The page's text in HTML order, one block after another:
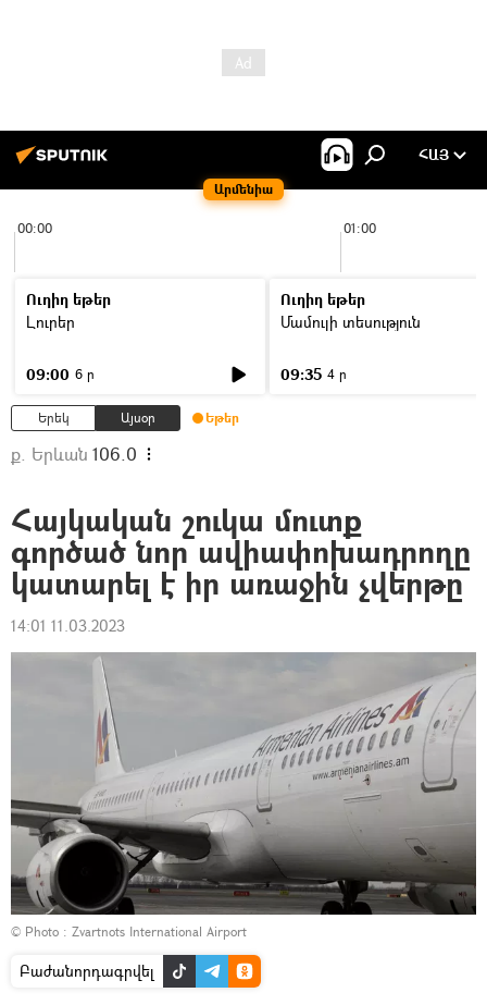
Արմենիա
ՀԱՅ
00:00 01:00
Ուղիղ եթեր
Լուրեր
09:00 6 ր
Ուղիղ եթեր
Մամուլի տեսություն
09:35 4 ր
Երեկ Այսօր Եթեր
ք. Երևան 106.0
Հայկական շուկա մուտք
գործած նոր ավիափոխադրողը
կատարել է իր առաջին չվերթը
14:01 11.03.2023
© Photo : Zvartnots International Airport
Բաժանորդագրվել